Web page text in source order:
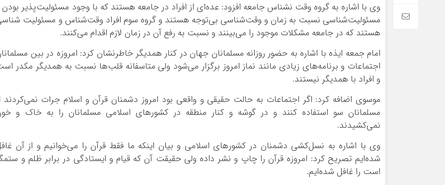
وی با اشاره به گروه وقت نشناس جامعه افزود: عده‌ای از افراد در جامعه هستند که با وجود مسئولیت‌پذیر
مسئولیت‌شناسی نسبت به زمان و وقت‌شناسی بی‌توجه هستند و گروه سوم افراد وقت‌شناس و مسئولیت
هستند که در جامعه مشکلات موجود را می‌بینند و نسبت به رفع آن در زمان لازم اقدام می‌کنند.
امام جمعه ایذه با اشاره به حضور روزانه مسلمانان جهان در کنار همدیگر خاطرنشان کرد: امروزه در بین
اجتماعات و برنامه‌های زیادی مانند نماز امروز برگزار می‌شود ولی متاسفانه قلب‌ها نسبت به همدیگر مکدر
و افراد با همدیگر نیستند.
موسوی اضافه کرد: اگر اجتماعات به حالت حقیقی و واقعی بود امروز دشمنان قرآن و اسلام جرات نمی‌کردند
مسلمانان سو استفاده کنند و در گوشه و کنار منطقه در کشورهای اسلامی مسلمانان را به خاک و
نمی‌کشیدند.
وی با اشاره به نسل‌کشی دشمنان در کشورهای اسلامی و بیان اینکه ما فقط قرآن را می‌خوانیم و از آن
شده‌ایم تصریح کرد: امروزه قرآن را چاپ و نشر داده ولی حقیقت آن که قیام و ایستادگی در برابر ظلم و
است را غافل شده‌ایم.